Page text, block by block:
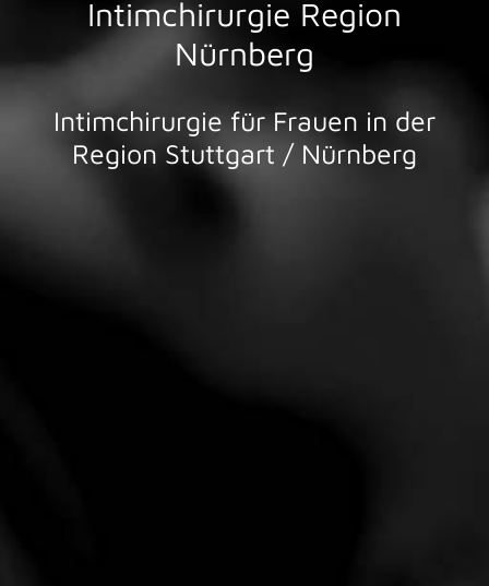
Intimchirurgie Region
Nürnberg
Intimchirurgie für Frauen in der
Region Stuttgart / Nürnberg